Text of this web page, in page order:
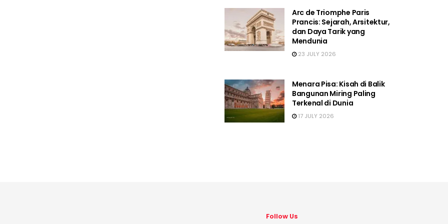
Arc de Triomphe Paris
Prancis: Sejarah, Arsitektur,
dan Daya Tarik yang
Mendunia
23 JULY 2026
Menara Pisa: Kisah di Balik
Bangunan Miring Paling
Terkenal di Dunia
17 JULY 2026
Follow Us